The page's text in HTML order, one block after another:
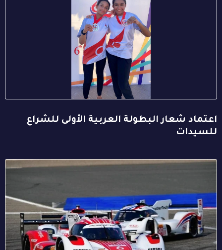
اعتماد شعار البطولة العربية الأولى للشراع
للسيدات